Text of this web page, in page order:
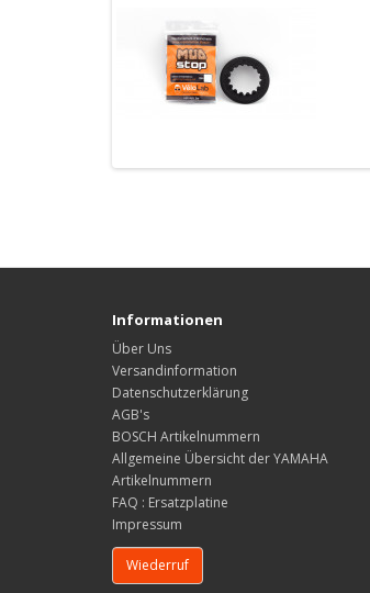
Informationen
Über Uns
Versandinformation
Datenschutzerklärung
AGB's
BOSCH Artikelnummern
Allgemeine Übersicht der YAMAHA
Artikelnummern
FAQ : Ersatzplatine
Impressum
Wiederruf